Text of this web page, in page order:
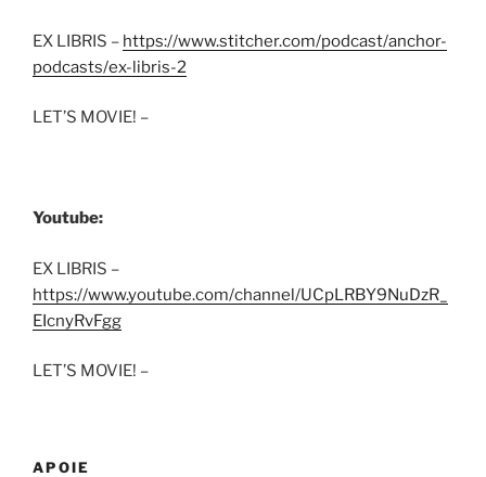
EX LIBRIS – https://www.stitcher.com/podcast/anchor-
podcasts/ex-libris-2
LET’S MOVIE! –
Youtube:
EX LIBRIS –
https://www.youtube.com/channel/UCpLRBY9NuDzR_
EIcnyRvFgg
LET’S MOVIE! –
APOIE